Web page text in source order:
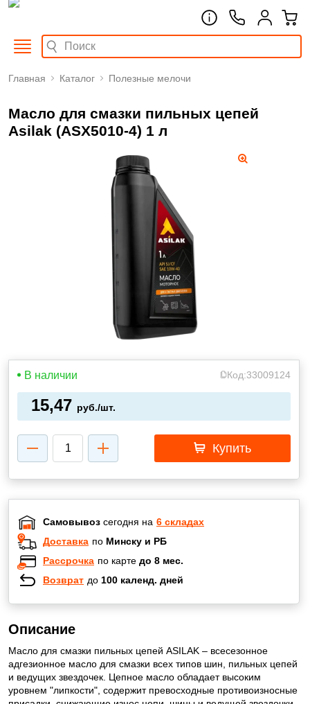
Главная Каталог Полезные мелочи
Масло для смазки пильных цепей
Asilak (ASX5010-4) 1 л
В наличии Код:33009124
15,47 руб./шт.
Купить
Самовывоз сегодня на 6 складах
Доставка по Минску и РБ
Рассрочка по карте до 8 мес.
Возврат до 100 календ. дней
Описание
Масло для смазки пильных цепей ASILAK – всесезонное
адгезионное масло для смазки всех типов шин, пильных цепей
и ведущих звездочек. Цепное масло обладает высоким
уровнем "липкости", содержит превосходные противоизносные